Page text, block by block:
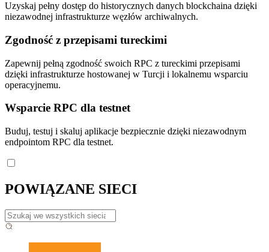
Uzyskaj pełny dostęp do historycznych danych blockchaina dzięki
niezawodnej infrastrukturze węzłów archiwalnych.
Zgodność z przepisami tureckimi
Zapewnij pełną zgodność swoich RPC z tureckimi przepisami
dzięki infrastrukturze hostowanej w Turcji i lokalnemu wsparciu
operacyjnemu.
Wsparcie RPC dla testnet
Buduj, testuj i skaluj aplikacje bezpiecznie dzięki niezawodnym
endpointom RPC dla testnet.
POWIĄZANE SIECI